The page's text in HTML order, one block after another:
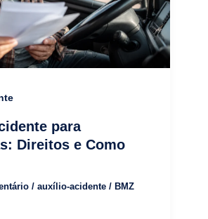
para
Direitos e Como
/ auxílio-acidente / BMZ